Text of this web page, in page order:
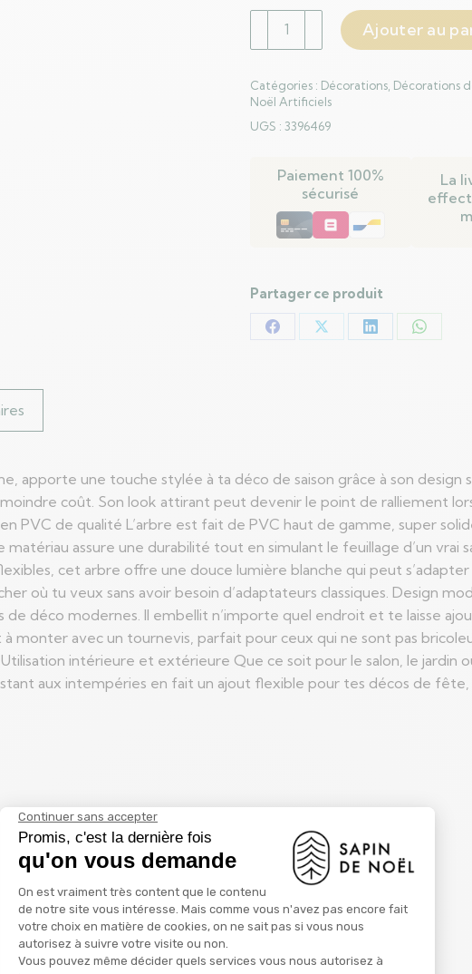
quantité
de
Noël
avec
support
cm
PVC
Ajouter au
Catégories : Décorations Décorations
Noël Artificiels
UGS : 3396469
Paiement 100%
sécurisé
La
Partager ce produit
PartagerPartagerPartagerPartager
apporte une touche stylée à ta déco de saison grâce à son design
coût. Son look attirant peut devenir le point de ralliement
PVC de qualité L’arbre est fait de PVC haut de gamme, super
matériau assure une durabilité tout en simulant le feuillage d’un
cet arbre offre une douce lumière blanche qui peut
où tu veux sans avoir besoin d’adaptateurs classiques. Design
de déco modernes. Il embellit n’importe quel endroit et te laisse
à monter avec un tournevis, parfait pour ceux qui ne sont pas
intérieure et extérieure Que ce soit pour le salon, le jardin
aux intempéries en fait un ajout flexible pour tes décos de